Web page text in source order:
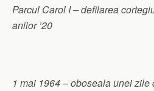
Parcul Carol I – defilarea
anilor ’20
1 mai 1964 – oboseala unei